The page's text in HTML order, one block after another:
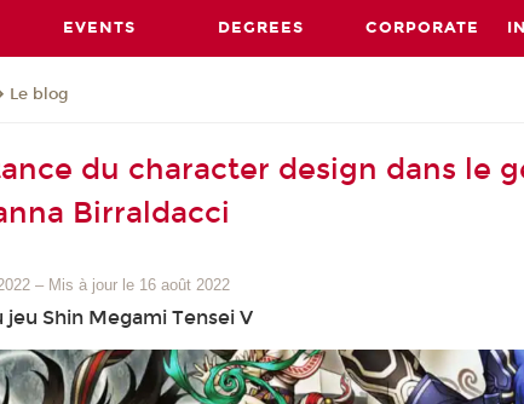
EVENTS DEGREES CORPORATE
Le blog
du character design dans le
Birraldacci
– Mis à jour le 16 août 2022
jeu Shin Megami Tensei V